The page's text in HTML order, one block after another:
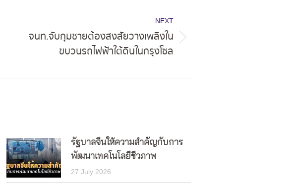
NEXT
จนท.จับกุมชายต้องสงสัยวางเพลิงใน
ขบวนรถไฟฟ้าใต้ดินในกรุงโซล
รัฐบาลจีนให้ความสำคัญกับการ
พัฒนาเทคโนโลยีชีวภาพ
27 July 2026